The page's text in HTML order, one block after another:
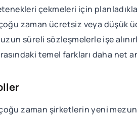
çekmeleri için
zaman ücretsiz veya düşük
süreli sözleşmelerle işe
temel farkları daha
zaman şirketlerin yeni